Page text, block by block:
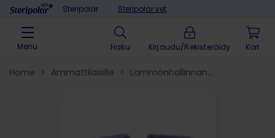
Skip to contentSteripolar Steripolar vet
Menu Haku Kirjaudu/Rekisteröidy
Home > Ammattilaisille > Lämmönhallinnan